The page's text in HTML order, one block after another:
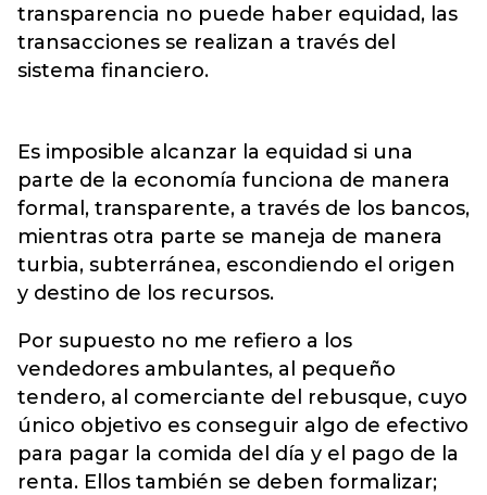
transparencia no puede haber equidad, las
transacciones se realizan a través del
sistema financiero.
Es imposible alcanzar la equidad si una
parte de la economía funciona de manera
formal, transparente, a través de los bancos,
mientras otra parte se maneja de manera
turbia, subterránea, escondiendo el origen
y destino de los recursos.
Por supuesto no me refiero a los
vendedores ambulantes, al pequeño
tendero, al comerciante del rebusque, cuyo
único objetivo es conseguir algo de efectivo
para pagar la comida del día y el pago de la
renta. Ellos también se deben formalizar;